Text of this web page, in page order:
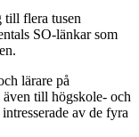
till flera tusen
SO-länkar som
lärare på
även till högskole- och
av de fyra